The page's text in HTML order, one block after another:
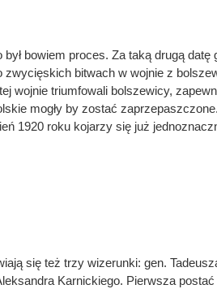
był bowiem proces. Za taką drugą
zwycięskich bitwach w wojnie z
wojnie triumfowali bolszewicy,
mogły by zostać
1920 roku kojarzy się już
się też trzy wizerunki: gen.
Karnickiego. Pierwsza